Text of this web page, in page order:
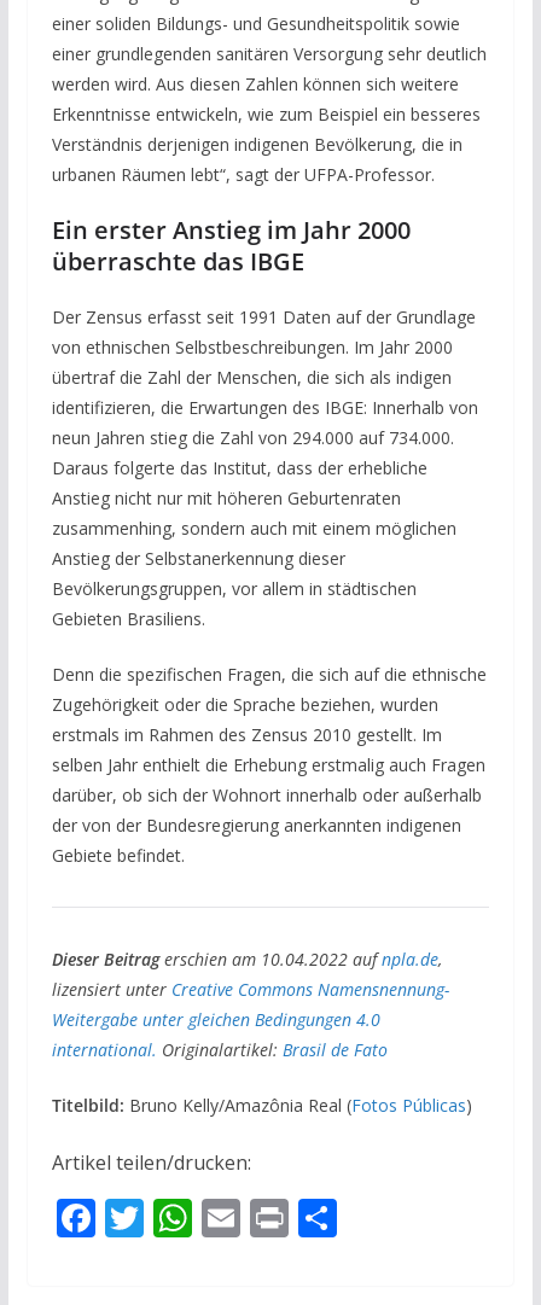
einer soliden Bildungs- und Gesundheitspolitik sowie
einer grundlegenden sanitären Versorgung sehr deutlich
werden wird. Aus diesen Zahlen können sich weitere
Erkenntnisse entwickeln, wie zum Beispiel ein besseres
Verständnis derjenigen indigenen Bevölkerung, die in
urbanen Räumen lebt“, sagt der UFPA-Professor.
Ein erster Anstieg im Jahr 2000
überraschte das IBGE
Der Zensus erfasst seit 1991 Daten auf der Grundlage
von ethnischen Selbstbeschreibungen. Im Jahr 2000
übertraf die Zahl der Menschen, die sich als indigen
identifizieren, die Erwartungen des IBGE: Innerhalb von
neun Jahren stieg die Zahl von 294.000 auf 734.000.
Daraus folgerte das Institut, dass der erhebliche
Anstieg nicht nur mit höheren Geburtenraten
zusammenhing, sondern auch mit einem möglichen
Anstieg der Selbstanerkennung dieser
Bevölkerungsgruppen, vor allem in städtischen
Gebieten Brasiliens.
Denn die spezifischen Fragen, die sich auf die ethnische
Zugehörigkeit oder die Sprache beziehen, wurden
erstmals im Rahmen des Zensus 2010 gestellt. Im
selben Jahr enthielt die Erhebung erstmalig auch Fragen
darüber, ob sich der Wohnort innerhalb oder außerhalb
der von der Bundesregierung anerkannten indigenen
Gebiete befindet.
Dieser Beitragerschien am 10.04.2022 aufnpla.de,
lizensiert unter Creative Commons Namensnennung-
Weitergabe unter gleichen Bedingungen 4.0
international. Originalartikel: Brasil de Fato
Titelbild: Bruno Kelly/Amazônia Real (Fotos Públicas)
Artikel teilen/drucken:
F T W E PrT